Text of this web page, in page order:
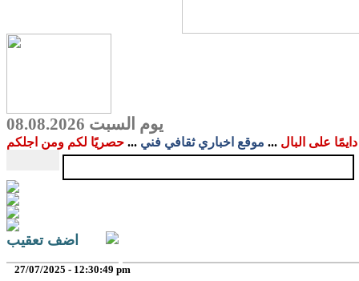
يوم السبت 08.08.2026
دايمًا على البال ... موقع اخباري ثقافي فني ... حصريًا لكم ومن اجلكم
اضف تعقيب
27/07/2025 - 12:30:49 pm